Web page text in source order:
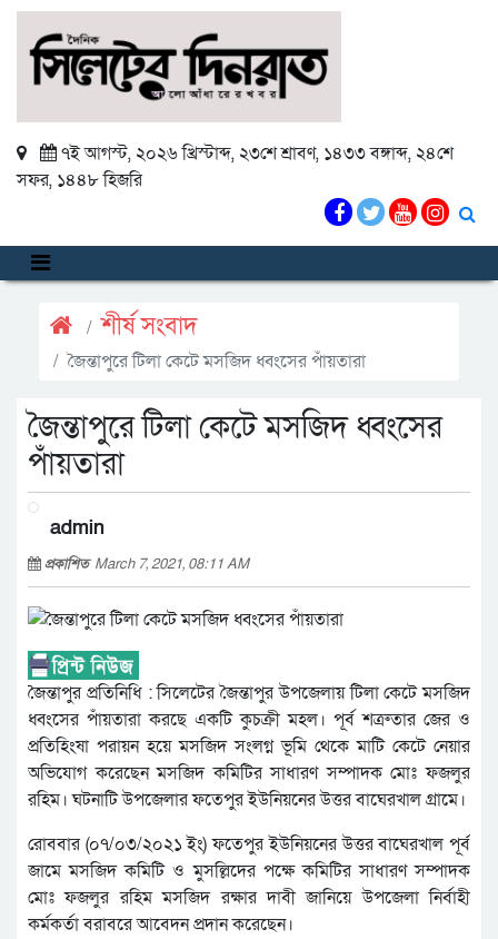
৭ই আগস্ট, ২০২৬ খ্রিস্টাব্দ, ২৩শে শ্রাবণ, ১৪৩৩ বঙ্গাব্দ, ২৪শে
সফর, ১৪৪৮ হিজরি
শীর্ষ সংবাদ
জৈন্তাপুরে টিলা কেটে মসজিদ ধ্বংসের পাঁয়তারা
জৈন্তাপুরে টিলা কেটে মসজিদ ধ্বংসের
পাঁয়তারা
admin
প্রকাশিত March 7, 2021, 08:11 AM
জৈন্তাপুর প্রতিনিধি : সিলেটের জৈন্তাপুর উপজেলায় টিলা কেটে মসজিদ
ধ্বংসের পাঁয়তারা করছে একটি কুচক্রী মহল। পূর্ব শত্রুতার জের ও
প্রতিহিংষা পরায়ন হয়ে মসজিদ সংলগ্ন ভূমি থেকে মাটি কেটে নেয়ার
অভিযোগ করেছেন মসজিদ কমিটির সাধারণ সম্পাদক মোঃ ফজলুর
রহিম। ঘটনাটি উপজেলার ফতেপুর ইউনিয়নের উত্তর বাঘেরখাল গ্রামে।
রোববার (০৭/০৩/২০২১ ইং) ফতেপুর ইউনিয়নের উত্তর বাঘেরখাল পূর্ব
জামে মসজিদ কমিটি ও মুসল্লিদের পক্ষে কমিটির সাধারণ সম্পাদক
মোঃ ফজলুর রহিম মসজিদ রক্ষার দাবী জানিয়ে উপজেলা নির্বাহী
কর্মকর্তা বরাবরে আবেদন প্রদান করেছেন।